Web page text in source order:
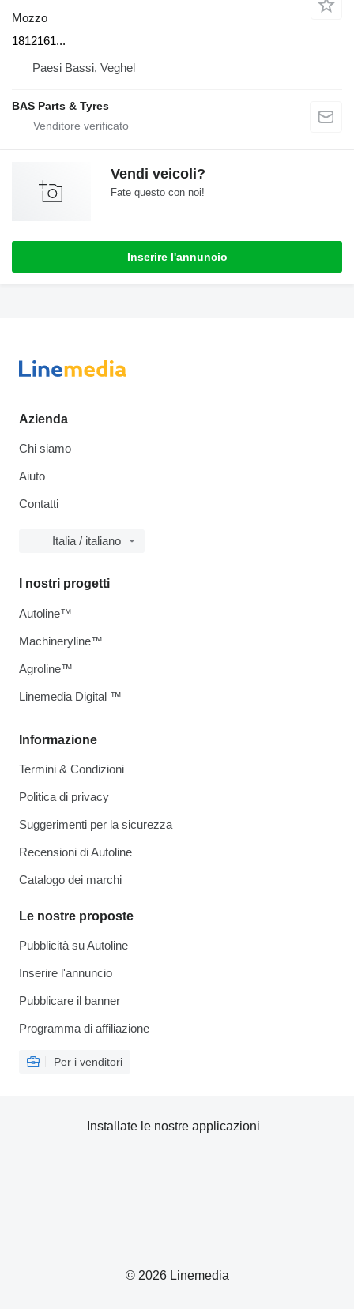
Mozzo
1812161...
Paesi Bassi, Veghel
BAS Parts & Tyres
Vendi veicoli?
Fate questo con noi!
Inserire l'annuncio
Azienda
Chi siamo
Aiuto
Contatti
Italia / italiano
Informazione
Termini & Condizioni
Politica di privacy
Suggerimenti per la sicurezza
Recensioni di Autoline
Catalogo dei marchi
Le nostre proposte
Pubblicità su Autoline
Inserire l'annuncio
Pubblicare il banner
Programma di affiliazione
Per i venditori
I nostri progetti
Autoline™
Machineryline™
Agroline™
Linemedia Digital ™
© 2026 Linemedia
Installate le nostre applicazioni